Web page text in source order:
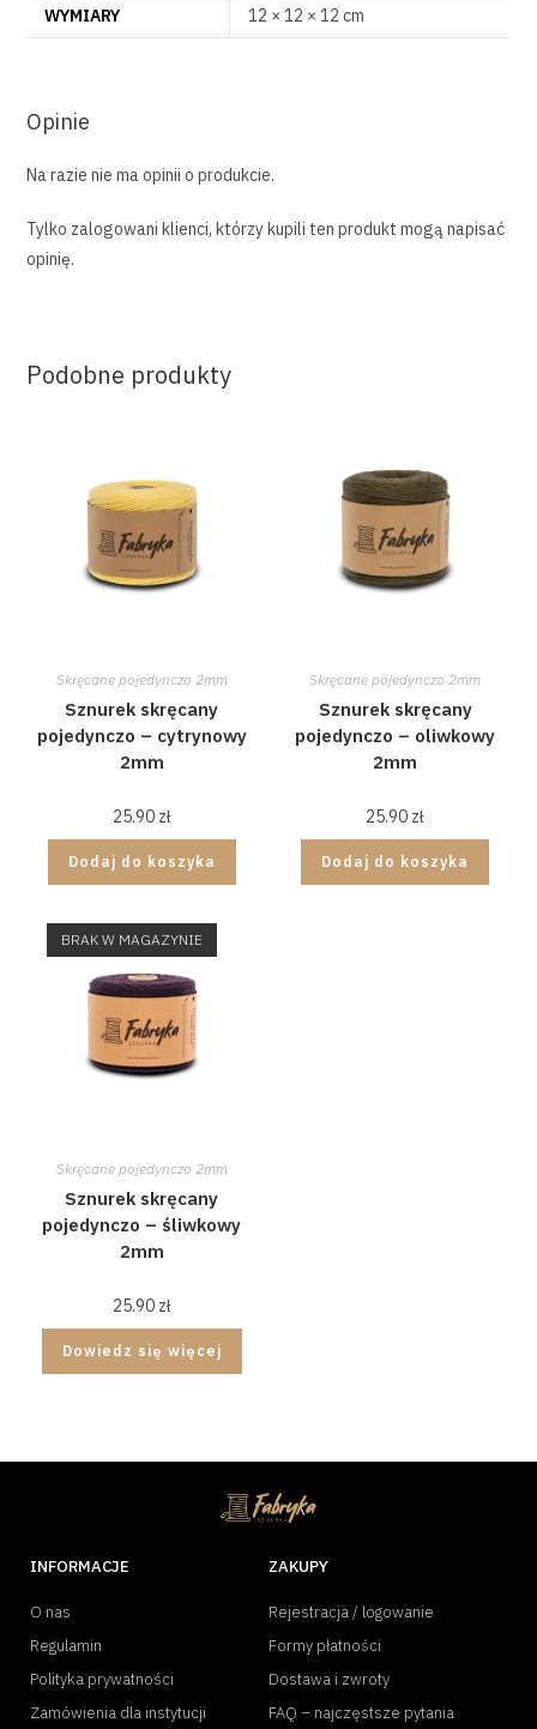
WYMIARY
12 × 12 × 12 cm
Opinie
Na razie nie ma opinii o produkcie.
Tylko zalogowani klienci, którzy kupili ten produkt mogą napisać
opinię.
Podobne produkty
Skręcane pojedynczo 2mm
Sznurek skręcany
pojedynczo – cytrynowy
2mm
25.90 zł
Dodaj do koszyka
Skręcane pojedynczo 2mm
Sznurek skręcany
pojedynczo – oliwkowy
2mm
25.90 zł
Dodaj do koszyka
BRAK W MAGAZYNIE
Skręcane pojedynczo 2mm
Sznurek skręcany
pojedynczo – śliwkowy
2mm
25.90 zł
Dowiedz się więcej
INFORMACJE
O nas
Regulamin
Polityka prywatności
Zamówienia dla instytucji
ZAKUPY
Rejestracja / logowanie
Formy płatności
Dostawa i zwroty
FAQ – najczęstsze pytania